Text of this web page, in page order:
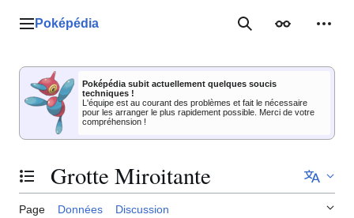
Menu principal
Poképédia RechercherApparence
Poképédia subit actuellement quelques soucis
techniques !
L'équipe est au courant des problèmes et fait le nécessaire
pour les arranger le plus rapidement possible. Merci de votre
compréhension !
Basculer la table des matières
Grotte Miroitante
Page Données Discussion